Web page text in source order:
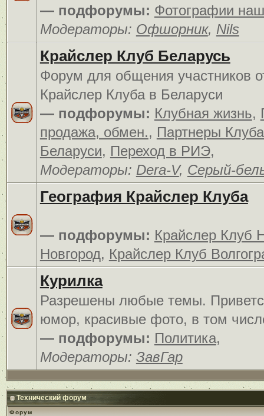
— подфорумы: Фотографии
Модераторы: Офшорник, Nils
Крайслер Клуб Беларусь
Форум для общения участников
Крайслер Клуба в Беларуси
— подфорумы: Клубная жизнь,
продажа, обмен., Партнеры
Беларуси, Переход в РИЭ,
Модераторы: Dera-V, Серый-
География Крайслер Клуба
— подфорумы: Крайслер Клуб
Новгород, Крайслер Клуб
Курилка
Разрешены любые темы.
юмор, красивые фото, в том
— подфорумы: Политика,
Модераторы: ЗавГар
Технический форум
Форум